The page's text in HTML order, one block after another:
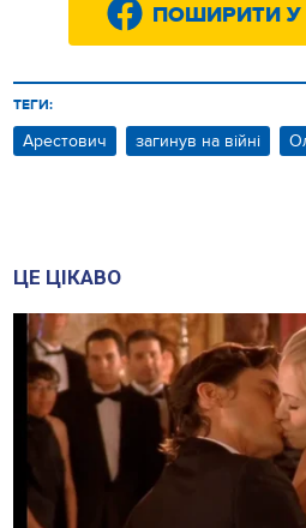
ПОШИРИТИ У
ТЕГИ:
Арестович загинув на війні
ЦЕ ЦІКАВО